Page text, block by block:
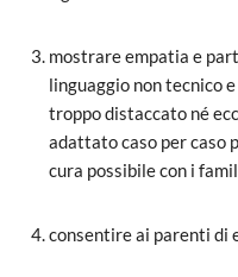
mostrare empatia e
linguaggio non tecnico
troppo distaccato né
adattato caso per caso
cura possibile con i
consentire ai parenti di